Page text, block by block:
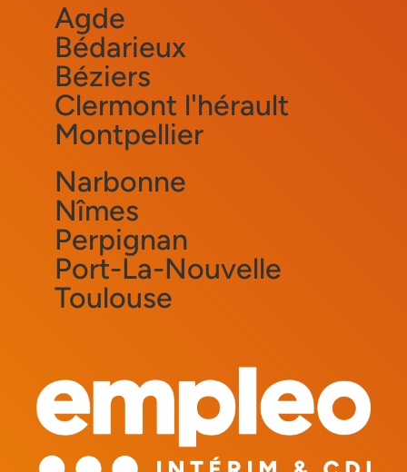
Agde
Bédarieux
Béziers
Clermont l'hérault
Montpellier
Narbonne
Nîmes
Perpignan
Port-La-Nouvelle
Toulouse